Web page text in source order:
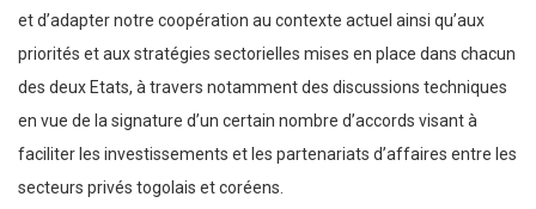
et d’adapter notre coopération au contexte actuel ainsi qu’aux
priorités et aux stratégies sectorielles mises en place dans chacun
des deux Etats, à travers notamment des discussions techniques
en vue de la signature d’un certain nombre d’accords visant à
faciliter les investissements et les partenariats d’affaires entre les
secteurs privés togolais et coréens.